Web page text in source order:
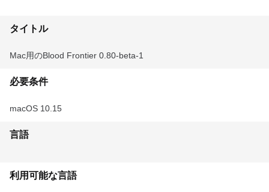
タイトル
Mac用のBlood Frontier 0.80-beta-1
必要条件
macOS 10.15
言語
利用可能な言語